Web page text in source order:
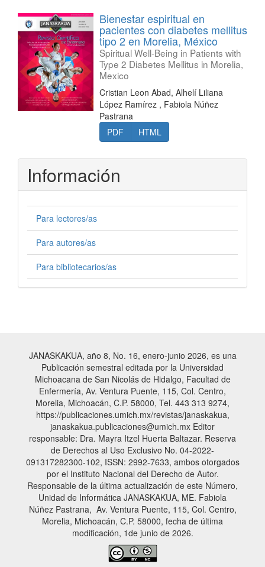
Bienestar espiritual en
pacientes con diabetes mellitus
tipo 2 en Morelia, México
Spiritual Well-Being in Patients with
Type 2 Diabetes Mellitus in Morelia,
Mexico
Cristian Leon Abad, Alhelí Liliana
López Ramírez , Fabiola Núñez
Pastrana
PDF
HTML
Información
Para lectores/as
Para autores/as
Para bibliotecarios/as
JANASKAKUA, año 8, No. 16, enero-junio 2026, es una
Publicación semestral editada por la Universidad
Michoacana de San Nicolás de Hidalgo, Facultad de
Enfermería, Av. Ventura Puente, 115, Col. Centro,
Morelia, Michoacán, C.P. 58000, Tel. 443 313 9274,
https://publicaciones.umich.mx/revistas/janaskakua,
janaskakua.publicaciones@umich.mx Editor
responsable: Dra. Mayra Itzel Huerta Baltazar. Reserva
de Derechos al Uso Exclusivo No. 04-2022-
091317282300-102, ISSN: 2992-7633, ambos otorgados
por el Instituto Nacional del Derecho de Autor.
Responsable de la última actualización de este Número,
Unidad de Informática JANASKAKUA, ME. Fabiola
Núñez Pastrana, Av. Ventura Puente, 115, Col. Centro,
Morelia, Michoacán, C.P. 58000, fecha de última
modificación, 1de junio de 2026.